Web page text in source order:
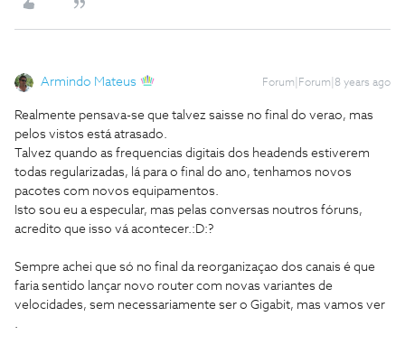
Armindo Mateus Forum|Forum|8 years ago
Realmente pensava-se que talvez saisse no final do verao, mas
pelos vistos está atrasado.
Talvez quando as frequencias digitais dos headends estiverem
todas regularizadas, lá para o final do ano, tenhamos novos
pacotes com novos equipamentos.
Isto sou eu a especular, mas pelas conversas noutros fóruns,
acredito que isso vá acontecer.:D:?
Sempre achei que só no final da reorganizaçao dos canais é que
faria sentido lançar novo router com novas variantes de
velocidades, sem necessariamente ser o Gigabit, mas vamos ver
.